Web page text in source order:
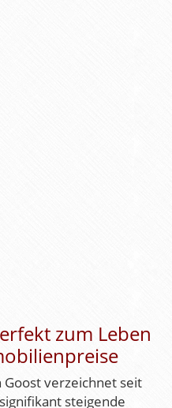
zum Leben
verzeichnet seit
steigende